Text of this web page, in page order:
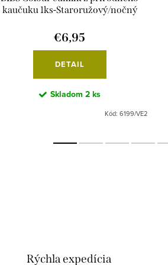
kaučuku 1ks-Staroružový/nočný
€6,95
DETAIL
Skladom 2 ks
Kód: 6199/VE2
Rýchla expedícia